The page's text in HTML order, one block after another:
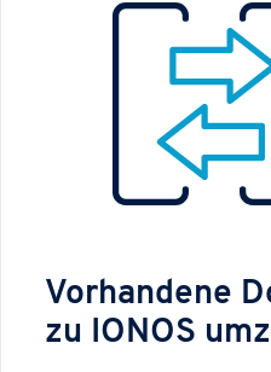
Vorhandene
zu IONOS